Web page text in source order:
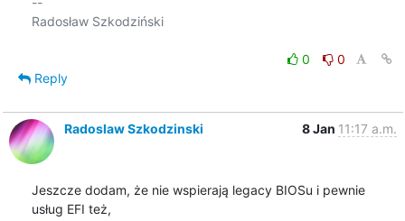
Radosław Szkodziński
0
0
Reply
Radoslaw Szkodzinski 8 Jan 11:17 a.m.
Jeszcze dodam, że nie wspierają legacy BIOSu i pewnie
usług EFI też,